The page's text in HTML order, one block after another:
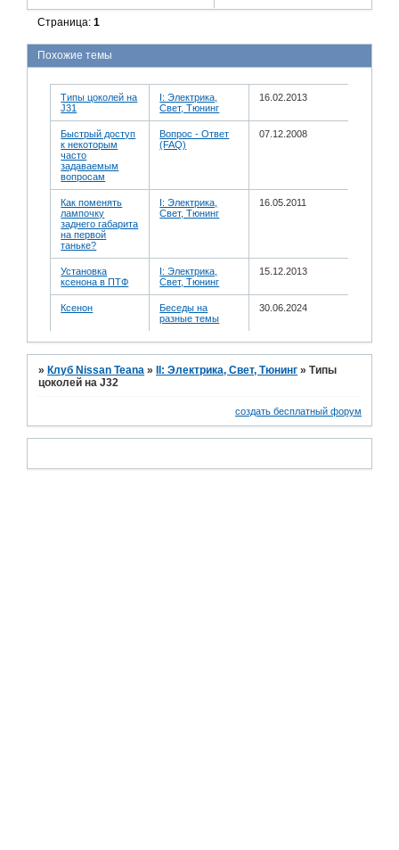
Страница:1
Похожие темы
Типы цоколей на
J31
I: Электрика,
Свет, Тюнинг
16.02.2013
Быстрый доступ
к некоторым
часто
задаваемым
вопросам
Вопрос - Ответ
(FAQ)
07.12.2008
Как поменять
лампочку
заднего габарита
на первой
таньке?
I: Электрика,
Свет, Тюнинг
16.05.2011
Установка
ксенона в ПТФ
I: Электрика,
Свет, Тюнинг
15.12.2013
Ксенон
Беседы на
разные темы
30.06.2024
» Клуб Nissan Teana » II: Электрика, Свет, Тюнинг »Типы
цоколей на J32
создать бесплатный форум